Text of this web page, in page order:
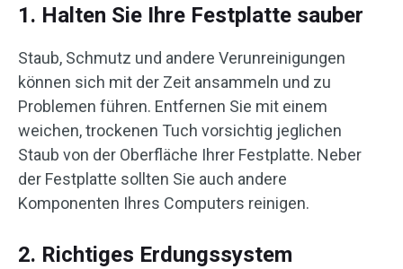
1. Halten Sie Ihre Festplatte sauber
Staub, Schmutz und andere Verunreinigungen
können sich mit der Zeit ansammeln und zu
Problemen führen. Entfernen Sie mit einem
weichen, trockenen Tuch vorsichtig jeglichen
Staub von der Oberfläche Ihrer Festplatte. Neber
der Festplatte sollten Sie auch andere
Komponenten Ihres Computers reinigen.
2. Richtiges Erdungssystem